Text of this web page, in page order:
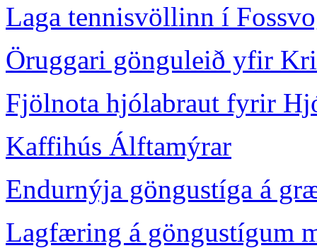
Laga tennisvöllinn í
Öruggari gönguleið yfir
Fjölnota hjólabraut fyrir
Kaffihús Álftamýrar
Endurnýja göngustíga á
Lagfæring á göngustígum